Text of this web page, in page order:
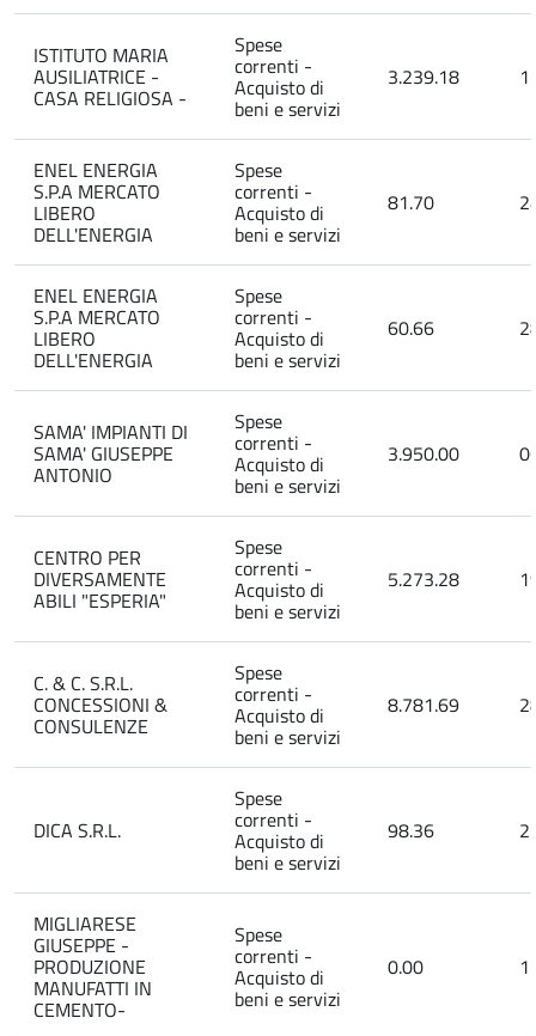
ISTITUTO MARIA
AUSILIATRICE -
CASA RELIGIOSA -
Spese
correnti -
Acquisto di
beni e servizi
3.239.18
ENEL ENERGIA
S.P.A MERCATO
LIBERO
DELL'ENERGIA
Spese
correnti -
Acquisto di
beni e servizi
81.70
ENEL ENERGIA
S.P.A MERCATO
LIBERO
DELL'ENERGIA
Spese
correnti -
Acquisto di
beni e servizi
60.66
SAMA' IMPIANTI DI
SAMA' GIUSEPPE
ANTONIO
Spese
correnti -
Acquisto di
beni e servizi
3.950.00
CENTRO PER
DIVERSAMENTE
ABILI "ESPERIA"
Spese
correnti -
Acquisto di
beni e servizi
5.273.28
C. & C. S.R.L.
CONCESSIONI &
CONSULENZE
Spese
correnti -
Acquisto di
beni e servizi
8.781.69
DICA S.R.L.
Spese
correnti -
Acquisto di
beni e servizi
98.36
MIGLIARESE
GIUSEPPE -
PRODUZIONE
MANUFATTI IN
CEMENTO-
Spese
correnti -
Acquisto di
beni e servizi
0.00